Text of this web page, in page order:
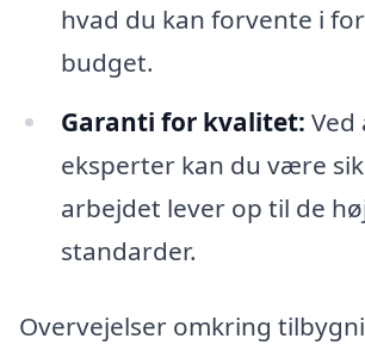
hvad du kan forvente i
budget.
Garanti for kvalitet: Ved
eksperter kan du være
arbejdet lever op til de
standarder.
Overvejelser omkring